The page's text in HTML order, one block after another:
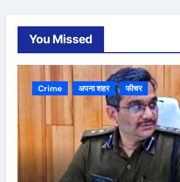
You Missed
Crime अपना शहर फीचर